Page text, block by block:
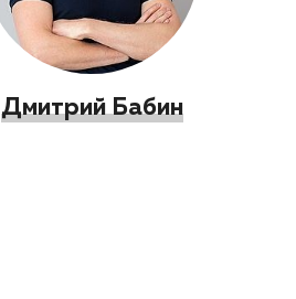
Дмитрий Бабин